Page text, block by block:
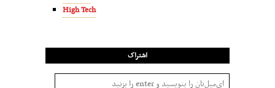
High Tech
اشتراک